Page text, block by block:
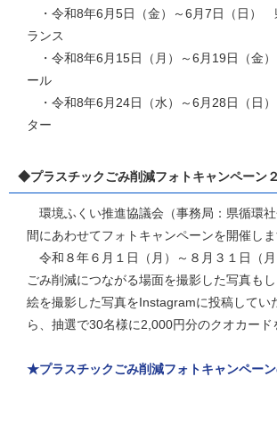
・令和8年6月5日（金）～6月7日（日）
ランス
・令和8年6月15日（月）～6月19日（
ール
・令和8年6月24日（水）～6月28日（日
ター
◆プラスチックごみ削減フォトキャンペーン
環境ふくい推進協議会（事務局：県循環
間にあわせてフォトキャンペーンを開催しま
令和８年６月１日（月）～８月３１日（
ごみ削減につながる場面を撮影した写真も
絵を撮影した写真をInstagramに投稿してい
ら、抽選で30名様に2,000円分のクオカード
★プラスチックごみ削減フォトキャンペー